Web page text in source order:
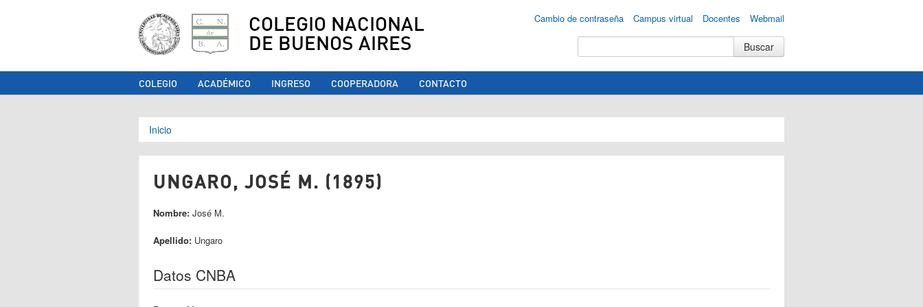
COLEGIO NACIONAL
DE BUENOS AIRES
Cambio de contraseña Campus virtual Docentes Webmail
COLEGIO ACADÉMICO INGRESO COOPERADORA CONTACTO
Se encuentra usted aquí
Inicio
UNGARO, JOSÉ M. (1895)
Nombre: José M.
Apellido: Ungaro
Datos CNBA